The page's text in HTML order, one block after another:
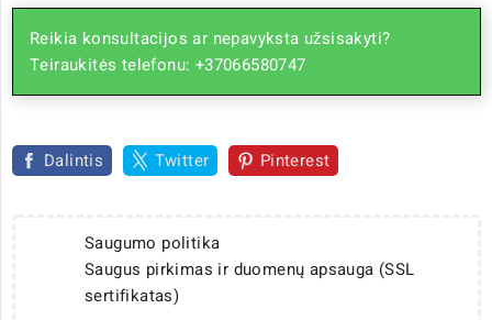
Reikia konsultacijos ar nepavyksta užsisakyti?
Teiraukitės telefonu: +37066580747
Dalintis Twitter Pinterest
Saugumo politika
Saugus pirkimas ir duomenų apsauga (SSL
sertifikatas)